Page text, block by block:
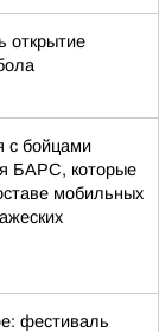
открытие
с бойцами
БАРС, которые
мобильных
фестиваль